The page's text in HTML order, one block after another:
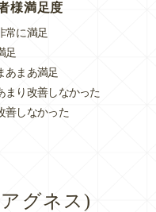
様満足度
常に満足
足
あまあ満足
まり改善しなかった
善しなかった
グネス)